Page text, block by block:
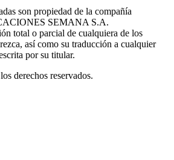
window
son propiedad de la compañía
SEMANA S.A.
total o parcial de cualquiera de los
así como su traducción a cualquier
por su titular.
derechos reservados.